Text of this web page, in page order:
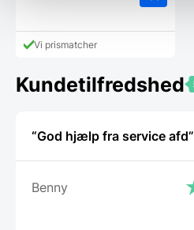
Vi prismatcher
Kundetilfredshed
“God hjælp fra service afd”
Benny